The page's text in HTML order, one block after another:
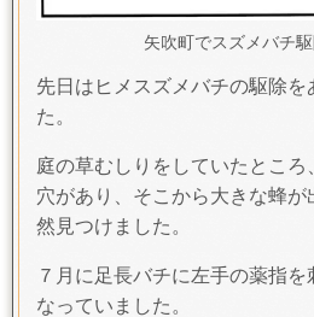
矢吹町でスズメバチ
先日はヒメスズメバチの駆除を
た。
庭の草むしりをしていたところ
穴があり、そこから大きな蜂
然見つけました。
７月に足長バチに左手の薬指
なっていました。